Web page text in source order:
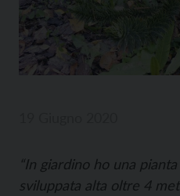
“In giardino ho una
sviluppata alta oltre 4